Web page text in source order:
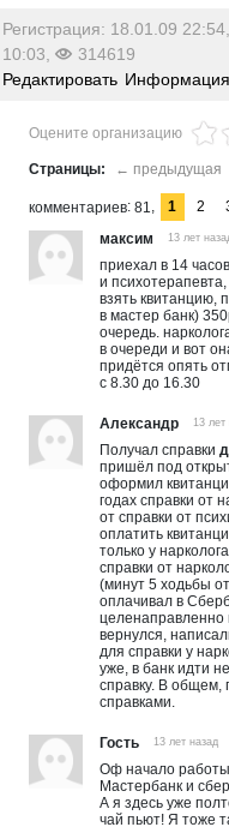
Регистрация: 18.01.09
10:03,
314619
Редактировать Информация
Оцените организацию
комментариев 81 1 2
максим
13 лет
приехал в 14
и
взять квитанцию,
в мастер банк)
очередь.
в очереди и вот
придётся опять
с 8.30 до 16.30
Александр 13 лет
Получал справки
пришёл под
оформил
годах справки от
от справки от
оплатить
только у
справки от
(минут 5 ходьбы
оплачивал в
целенаправленно
вернулся,
для справки у
уже, в банк идти
справку. В общем,
справками.
Гость 13 лет назад
Оф начало работы
Мастербанк и
А я здесь уже
чай пьют! Я тоже